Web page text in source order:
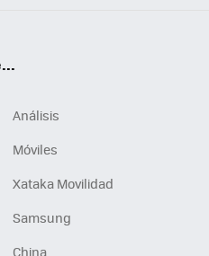
Análisis
Móviles
Xataka Movilidad
Samsung
China